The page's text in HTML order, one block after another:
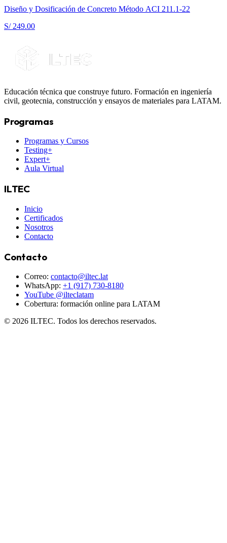
Diseño y Dosificación de Concreto Método ACI 211.1-22
S/ 249.00
Educación técnica que construye futuro. Formación en ingeniería
civil, geotecnia, construcción y ensayos de materiales para LATAM.
Programas
Programas y Cursos
Testing+
Expert+
Aula Virtual
ILTEC
Inicio
Certificados
Nosotros
Contacto
Contacto
Correo: contacto@iltec.lat
WhatsApp: +1 (917) 730-8180
YouTube @ilteclatam
Cobertura: formación online para LATAM
© 2026 ILTEC. Todos los derechos reservados.